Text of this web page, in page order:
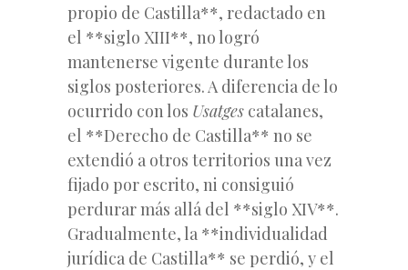
propio de Castilla**, redactado en
el **siglo XIII**, no logró
mantenerse vigente durante los
siglos posteriores. A diferencia de lo
ocurrido con los Usatges catalanes,
el **Derecho de Castilla** no se
extendió a otros territorios una vez
fijado por escrito, ni consiguió
perdurar más allá del **siglo XIV**.
Gradualmente, la **individualidad
jurídica de Castilla** se perdió, y el